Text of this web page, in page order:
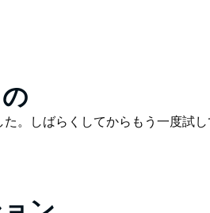
界遺産地域のゴンドワナ熱帯雨
息するバードウォッチングは、
た。しばらくしてからもう一度試